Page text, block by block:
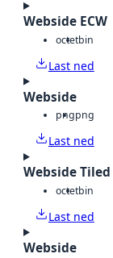
Webside ECW
octetbin
Last ned
Webside
pngpng
Last ned
Webside Tiled
octetbin
Last ned
Webside